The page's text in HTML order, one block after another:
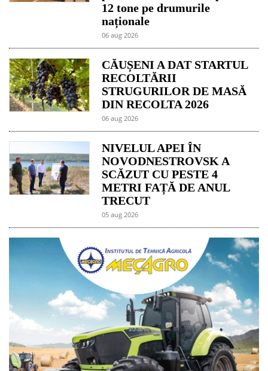
12 tone pe drumurile
naționale
06 aug 2026
CĂUȘENI A DAT STARTUL
RECOLTĂRII
STRUGURILOR DE MASĂ
DIN RECOLTA 2026
06 aug 2026
NIVELUL APEI ÎN
NOVODNESTROVSK A
SCĂZUT CU PESTE 4
METRI FAȚĂ DE ANUL
TRECUT
05 aug 2026